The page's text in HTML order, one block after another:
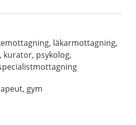
läkarmottagning,
psykolog,
gym